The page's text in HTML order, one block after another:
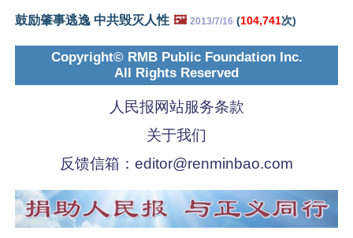
鼓励肇事逃逸 中共毁灭人性 🖼️ 2013/7/16 (104,741次)
Copyright© RMB Public Foundation Inc.
All Rights Reserved
人民报网站服务条款
关于我们
反馈信箱： editor@renminbao.com